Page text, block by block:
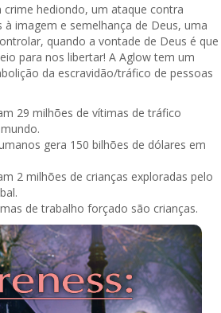
hediondo, um ataque contra
imagem e semelhança de Deus, uma
quando a vontade de Deus é que
para nos libertar! A Aglow tem um
da escravidão/tráfico de pessoas
29 milhões de vítimas de tráfico
gera 150 bilhões de dólares em
2 milhões de crianças exploradas pelo
de trabalho forçado são crianças.